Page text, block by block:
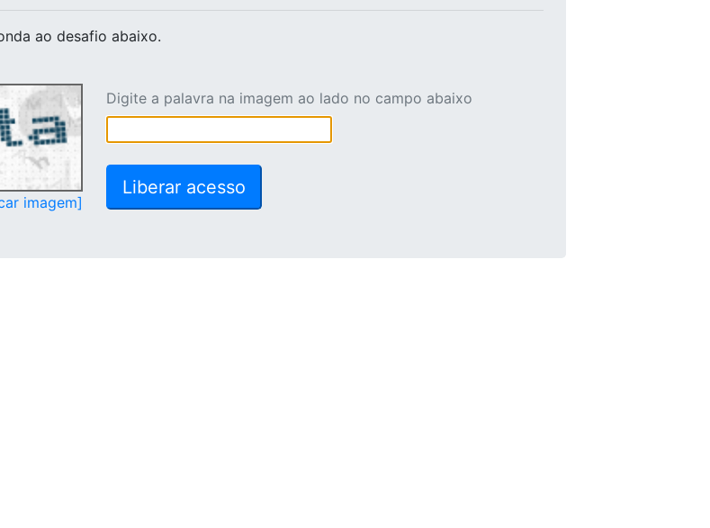
ao desafio abaixo.
imagem]
Digite a palavra na imagem ao lado no campo abaixo